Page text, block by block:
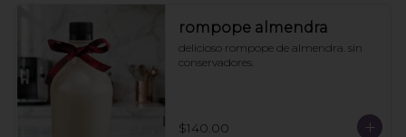
rompope almendra
delicioso rompope de almendra. sin
conservadores.
$140.00